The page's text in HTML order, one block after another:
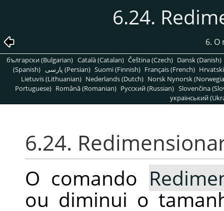
6.24.
6.
български (Bulgarian) Català (Catalan) Čeština (Czech) Dansk (Danish)
(Spanish)
پارسی (Persian) Suomi (Finnish) Français (French)
Lietuvis (Lithuanian) Nederlands (Dutch) Norsk Nynorsk
Portuguese) Română (Romanian) Pусский (Russian) Slovenčina
український
6.24.
O comando
ou diminui o